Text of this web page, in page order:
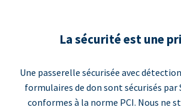
La sécurité est une
Une passerelle sécurisée avec
formulaires de don sont sécurisés par
conformes à la norme PCI. Nous ne